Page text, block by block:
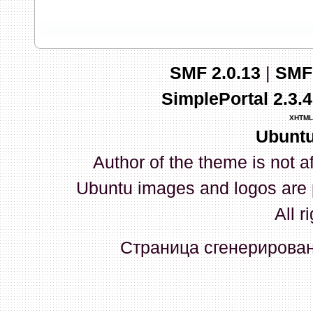
03 Апреля 2026, 10:02:33
whookey:GenKass: с
03 Апреля 2026, 05:22:56
GenKass:По тому же
02 Апреля 2026, 12:56:37
GenKass:Всем доброго
серии (6592) 1-1245, 3-
прошить до 7926, чтобы
Атол 11 видится в системе
SMF 2.0.13|
SimplePortal
XHTML
Author of the theme is not
Ubuntu images and logos
All
Страница